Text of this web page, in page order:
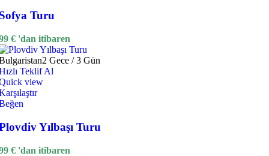
Turu
€ 'dan itibaren
2 Gece / 3 Gün
Teklif Al
view
Yılbaşı Turu
€ 'dan itibaren